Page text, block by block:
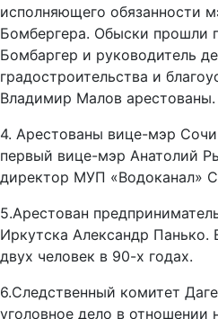
исполняющего обязанности
Бомбергера. Обыски прошли
Бомбаргер и руководитель
градостроительства и
Владимир Малов арестованы.
4. Арестованы вице-мэр
первый вице-мэр Анатолий
директор МУП «Водоканал»
5.Арестован
Иркутска Александр Панько.
двух человек в 90-х годах.
6.Следственный комитет
уголовное дело в